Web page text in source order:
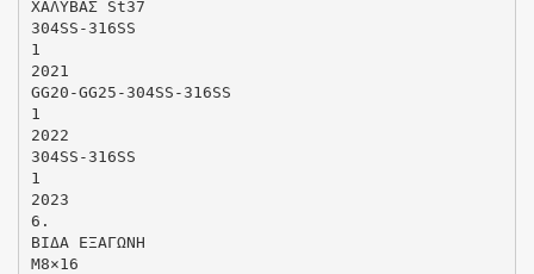
ΧΑΛΥΒΑΣ St37
304SS-316SS
1
2021
GG20-GG25-304SS-316SS
1
2022
304SS-316SS
1
2023
6.
ΒΙΔΑ ΕΞΑΓΩΝΗ
M8×16